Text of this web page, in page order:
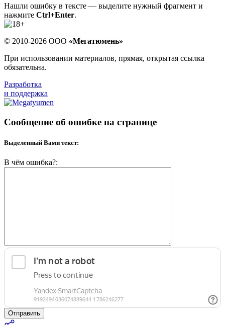
Нашли ошибку в тексте — выделите нужный фрагмент и
нажмите Ctrl+Enter.
© 2010-2026 ООО «Мегатюмень»
При использовании материалов, прямая, открытая ссылка
обязательна.
Разработка
и поддержка
Сообщение об ошибке на странице
Выделенный Вами текст:
В чём ошибка?:
Отправить